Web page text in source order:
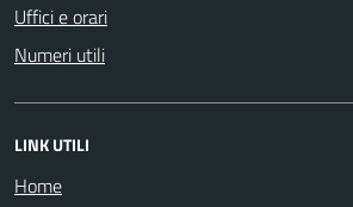
Uffici e orari
Numeri utili
LINK UTILI
Home